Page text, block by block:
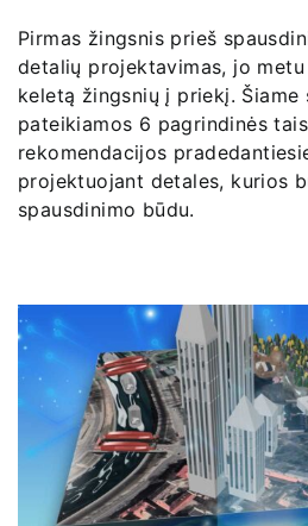
Pirmas žingsnis prieš
detalių projektavimas, jo
keletą žingsnių į priekį. Šiame
pateikiamos 6 pagrindinės
rekomendacijos
projektuojant detales, kurios
spausdinimo būdu.